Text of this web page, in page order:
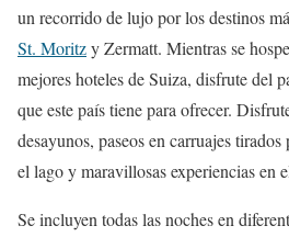
un recorrido de lujo por los destinos
St. Moritzy Zermatt. Mientras se
mejores hoteles de Suiza, disfrute del
que este país tiene para ofrecer.
desayunos, paseos en carruajes
el lago y maravillosas experiencias en
Se incluyen todas las noches en